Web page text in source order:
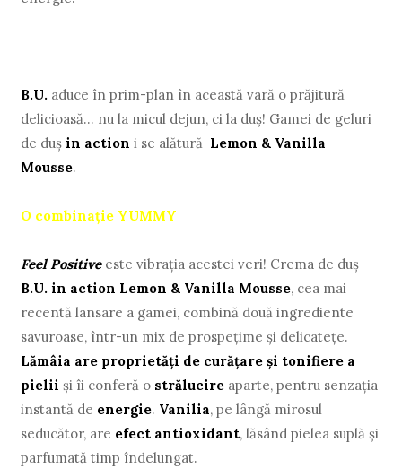
B.U. aduce în prim-plan în această vară o prăjitură
delicioasă... nu la micul dejun, ci la duş! Gamei de geluri
de duşin action i se alătură Lemon & Vanilla
Mousse.
O combinaţie YUMMY
Feel Positiveeste vibraţia acestei veri! Crema de duş
B.U. in action Lemon & Vanilla Mousse, cea mai
recentă lansare a gamei, combină două ingrediente
savuroase, într-un mix de prospeţime şi delicateţe.
Lămâia are proprietăţi de curăţare şi tonifiere a
pielii şi îi conferă o strălucire aparte, pentru senzaţia
instantă de energie. Vanilia, pe lângă mirosul
seducător, are efect antioxidant, lăsând pielea suplă şi
parfumată timp îndelungat.